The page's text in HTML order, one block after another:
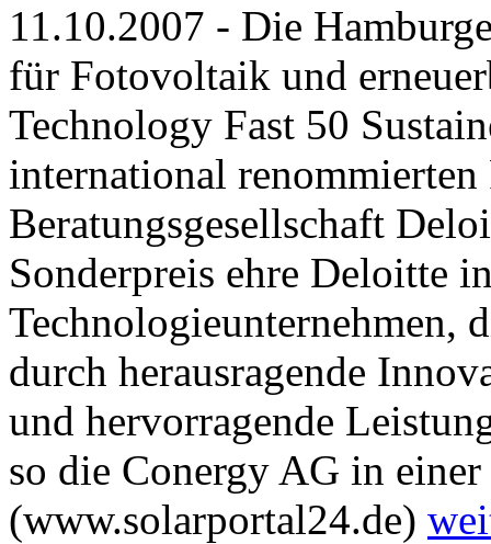
11.10.2007 - Die
für Fotovoltaik und
Technology Fast 50
international
Beratungsgesellschaft
Sonderpreis ehre Deloitte
Technologieunternehmen,
durch herausragende
und hervorragende
so die Conergy AG in
(www.solarportal24.de)